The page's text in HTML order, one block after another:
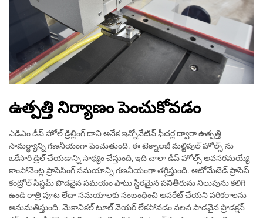
ఉత్పత్తి నిర్యాణం పెంచుకోవడం
ఎడిఎం డీప్ హోల్ డ్రిల్లింగ్ దాని అనేక ఇన్నోవేటివ్ ఫీచర్ల ద్వారా ఉత్పత్తి
సామర్థ్యాన్ని గణనీయంగా పెంచుతుంది. ఈ టెక్నాలజీ మల్టిపుల్ హోల్స్ ను
ఒకేసారి డ్రిల్ చేయడాన్ని సాధ్యం చేస్తుంది, ఇది చాలా డీప్ హోల్స్ అవసరమయ్యే
కాంపోనెంట్ల ప్రాసెసింగ్ సమయాన్ని గణనీయంగా తగ్గిస్తుంది. ఆటోమేటెడ్ ప్రాసెస్
కంట్రోల్ సిస్టమ్ పొడవైన సమయం పాటు స్థిరమైన పనితీరును నిలుపును కలిగి
ఉండి రాత్రి పూట లేదా సమయాలకు సంబంధించి ఆపరేట్ చేయని పరికరాలను
అనుమతిస్తుంది. మెకానికల్ టూల్ వెయర్ లేకపోవడం వలన పొడవైన ప్రొడక్షన్